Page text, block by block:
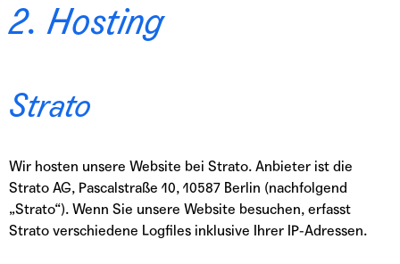
2. Hosting
Strato
Wir hosten unsere Website bei Strato. Anbieter ist die
Strato AG, Pascalstraße 10, 10587 Berlin (nachfolgend
„Strato“). Wenn Sie unsere Website besuchen, erfasst
Strato verschiedene Logfiles inklusive Ihrer IP-Adressen.